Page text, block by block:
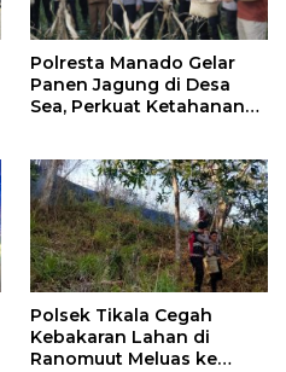
Polresta Manado Gelar
Panen Jagung di Desa
Sea, Perkuat Ketahanan
Polsek Tikala Cegah
Kebakaran Lahan di
Ranomuut Meluas ke